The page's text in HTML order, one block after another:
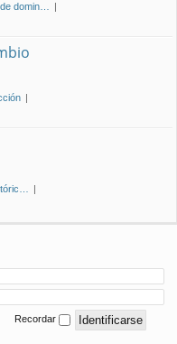
domin…
Recordar